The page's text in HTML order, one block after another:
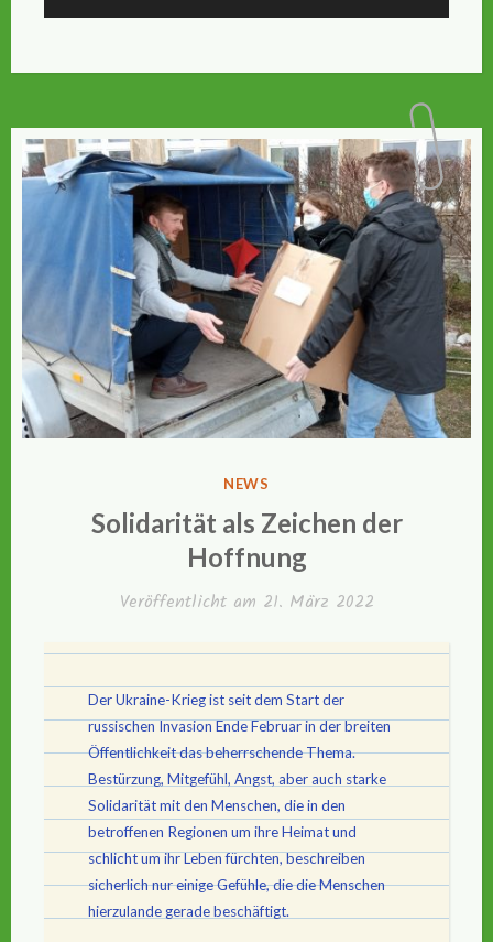
VERÖFFENTLICHT
NEWS
Solidarität als Zeichen der
Hoffnung
Veröffentlicht am 21. März 2022
Der Ukraine-Krieg ist seit dem Start der
russischen Invasion Ende Februar in der breiten
Öffentlichkeit das beherrschende Thema.
Bestürzung, Mitgefühl, Angst, aber auch starke
Solidarität mit den Menschen, die in den
betroffenen Regionen um ihre Heimat und
schlicht um ihr Leben fürchten, beschreiben
sicherlich nur einige Gefühle, die die Menschen
hierzulande gerade beschäftigt.